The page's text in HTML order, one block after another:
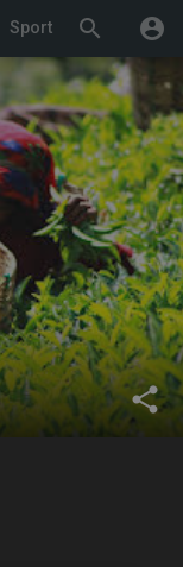
search account_circle
Sport
share